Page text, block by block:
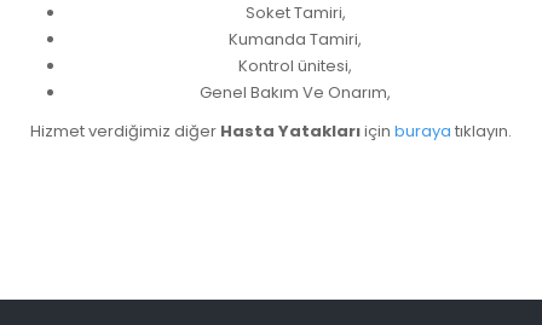
Soket Tamiri,
Kumanda Tamiri,
Kontrol ünitesi,
Genel Bakım Ve Onarım,
Hizmet verdiğimiz diğer Hasta Yataklarıiçin buraya tıklayın.